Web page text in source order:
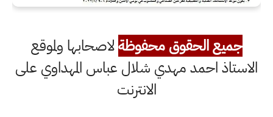
جميع الحقوق محفوظةلاصحابها ولموقع
الاستاذ احمد مهدي شلال عباس المهداوي على
الانترنت